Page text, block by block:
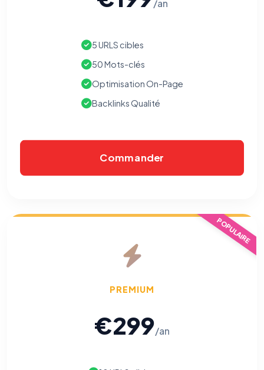
/an
5 URLS cibles
50 Mots-clés
Optimisation On-Page
Backlinks Qualité
Commander
POPULAIRE
PREMIUM
€299/an
Nécessaires au fonctionnement du site : session, sécurité,